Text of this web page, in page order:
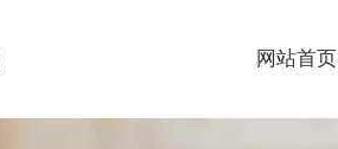
网站首页